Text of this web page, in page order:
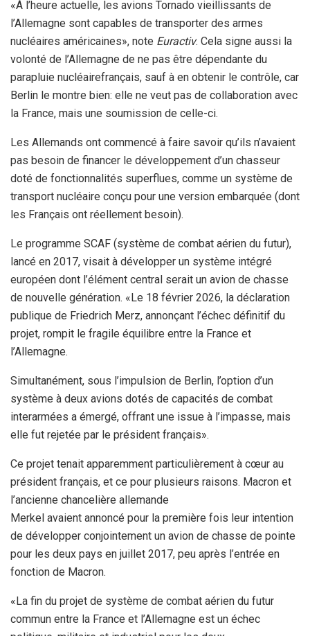
«À l’heure actuelle, les avions Tornado vieillissants de
l’Allemagne sont capables de transporter des armes
nucléaires américaines», note Euractiv. Cela signe aussi la
volonté de l’Allemagne de ne pas être dépendante du
parapluie nucléairefrançais, sauf à en obtenir le contrôle, car
Berlin le montre bien: elle ne veut pas de collaboration avec
la France, mais une soumission de celle-ci.
Les Allemands ont commencé à faire savoir qu’ils n’avaient
pas besoin de financer le développement d’un chasseur
doté de fonctionnalités superflues, comme un système de
transport nucléaire conçu pour une version embarquée (dont
les Français ont réellement besoin).
Le programme SCAF (système de combat aérien du futur),
lancé en 2017, visait à développer un système intégré
européen dont l’élément central serait un avion de chasse
de nouvelle génération. «Le 18 février 2026, la déclaration
publique de Friedrich Merz, annonçant l’échec définitif du
projet, rompit le fragile équilibre entre la France et
l’Allemagne.
Simultanément, sous l’impulsion de Berlin, l’option d’un
système à deux avions dotés de capacités de combat
interarmées a émergé, offrant une issue à l’impasse, mais
elle fut rejetée par le président français».
Ce projet tenait apparemment particulièrement à cœur au
président français, et ce pour plusieurs raisons. Macron et
l’ancienne chancelière allemande
Merkel avaient annoncé pour la première fois leur intention
de développer conjointement un avion de chasse de pointe
pour les deux pays en juillet 2017, peu après l’entrée en
fonction de Macron.
«La fin du projet de système de combat aérien du futur
commun entre la France et l’Allemagne est un échec